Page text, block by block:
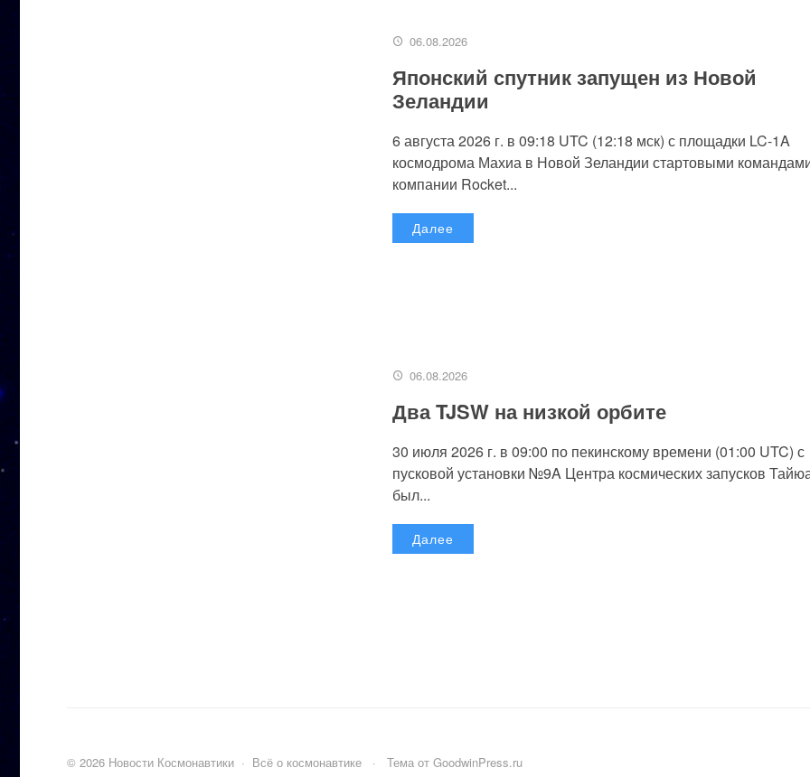
06.08.2026
Японский спутник запущен из Новой
Зеландии
6 августа 2026 г. в 09:18 UTC (12:18 мск) с площадки LC-1A
космодрома Махиа в Новой Зеландии стартовыми
компании Rocket...
Далее
06.08.2026
Два TJSW на низкой орбите
30 июля 2026 г. в 09:00 по пекинскому времени (01:00 UTC) с
пусковой установки №9A Центра космических запусков
был...
Далее
© 2026 Новости Космонавтики · Всё о космонавтике · Тема от GoodwinPress.ru